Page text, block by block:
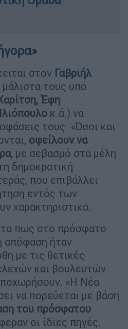
στον Γαβριήλ
μάλιστα τους υπό
Έφη
κ.ά.) να
τους. «Όσοι και
οφείλουν να
, με σεβασμό στα μέλη
δημοκρατική
που επιβάλλει
εντός των
χαρακτηριστικά.
πως στο πρόσφατο
απόφαση ήταν
με τις θετικές
και βουλευτών
«Η Νέα
να πορεύεται με βάση
του πρόσφατου
οι ίδιες πηγές.